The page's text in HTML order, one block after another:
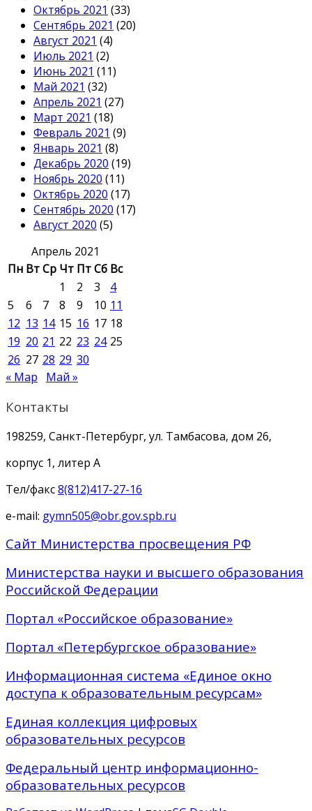
Октябрь 2021 (33)
Сентябрь 2021 (20)
Август 2021 (4)
Июль 2021 (2)
Июнь 2021 (11)
Май 2021 (32)
Апрель 2021 (27)
Март 2021 (18)
Февраль 2021 (9)
Январь 2021 (8)
Декабрь 2020 (19)
Ноябрь 2020 (11)
Октябрь 2020 (17)
Сентябрь 2020 (17)
Август 2020 (5)
Апрель 2021
Пн ВтСр Чт ПтСб Вс
1
2 3
4
5
6 7 8 9 10 11
12 13 14 15 16 17 18
19 20 21 22 23 24 25
26 27 28 29 30
« Мар
Май »
Контакты
198259, Санкт-Петербург, ул. Тамбасова, дом 26,
корпус 1, литер А
Тел/факс8(812)417-27-16
e-mail: gymn505@obr.gov.spb.ru
Сайт Министерства просвещения РФ
Министерства науки и высшего образования
Российской Федерации
Портал «Российское образование»
Портал «Петербургское образование»
Информационная система «Единое окно
доступа к образовательным ресурсам»
Единая коллекция цифровых
образовательных ресурсов
Федеральный центр информационно-
образовательных ресурсов